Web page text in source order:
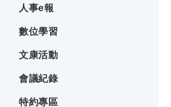
人事e報
數位學習
文康活動
會議紀錄
特約專區